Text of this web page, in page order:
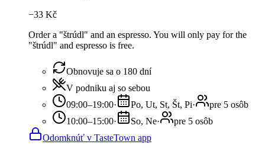
−33 Kč
Order a "štrúdl" and an espresso. You will only pay for the
"štrúdl" and espresso is free.
Obnovuje sa o 180 dní
V podniku aj so sebou
09:00–19:00· Po, Ut, St, Št, Pi·
pre 5 osôb
10:00–15:00· So, Ne·
pre 5 osôb
Odomknúť v TasteTown app